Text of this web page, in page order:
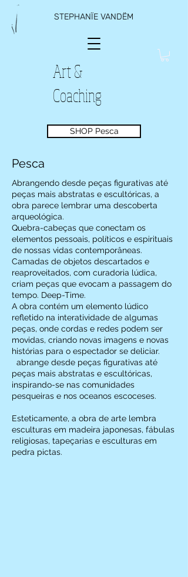
STEPHANÏE VANDËM
Art &
Coaching
SHOP Pesca
Pesca
Abrangendo desde peças figurativas até
peças mais abstratas e escultóricas, a
obra parece lembrar uma descoberta
arqueológica.
Quebra-cabeças que conectam os
elementos pessoais, políticos e espirituais
de nossas vidas contemporâneas.
Camadas de objetos descartados e
reaproveitados, com curadoria lúdica,
criam peças que evocam a passagem do
tempo. Deep-Time.
A obra contém um elemento lúdico
refletido na interatividade de algumas
peças, onde cordas e redes podem ser
movidas, criando novas imagens e novas
histórias para o espectador se deliciar.
abrange desde peças figurativas até
peças mais abstratas e escultóricas,
inspirando-se nas comunidades
pesqueiras e nos oceanos escoceses.
Esteticamente, a obra de arte lembra
esculturas em madeira japonesas, fábulas
religiosas, tapeçarias e esculturas em
pedra pictas.